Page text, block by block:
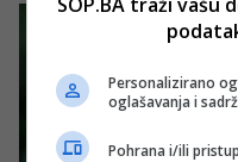
Personalizirano
oglašavanja i
Pohrana i/ili